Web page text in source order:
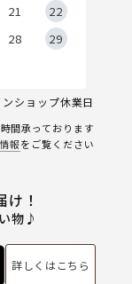
21
22
28
29
ショップ休業日
間承っております
報をご覧ください
！
物♪
詳しくはこちら